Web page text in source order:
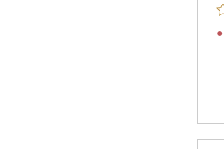
●